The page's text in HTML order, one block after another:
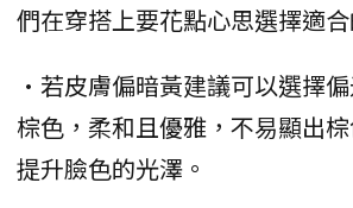
們在穿搭上要花點心思選擇適合
•若皮膚偏暗黃建議可以選擇
棕色，柔和且優雅，不易顯出
提升臉色的光澤。